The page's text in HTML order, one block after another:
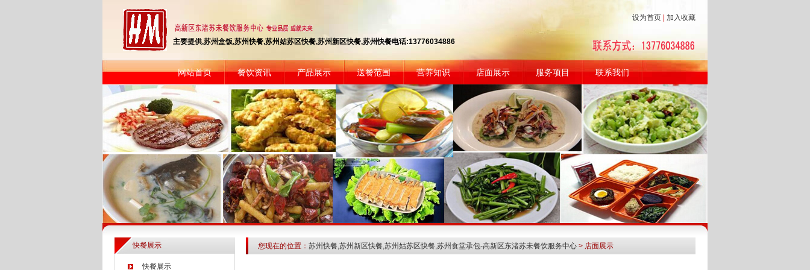
主要提供,苏州盒饭,苏州快餐,苏州姑苏区快餐,苏州新区快餐,苏州快餐电话:13776034886
设为首页 加入收藏
网站首页 餐饮资讯 产品展示 送餐范围 营养知识 店面展示 服务项目 联系我们
快餐展示
快餐展示
您现在的位置： 苏州快餐,苏州新区快餐,苏州姑苏区快餐,苏州食堂承包-高新区东渚苏未餐饮服务中心 > 店面展示